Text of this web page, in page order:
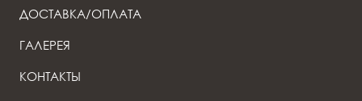
ДОСТАВКА/ОПЛАТА
ГАЛЕРЕЯ
КОНТАКТЫ